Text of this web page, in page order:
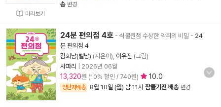
미리보기
송 변경
24분 편의점 4호 - 식물원점 수상한 악취의 비밀 - 24
분 편의점 4
김희남(별남) (지은이), 이유진 (그림)
사파리
2026년 06월
13,320원 (10% 할인 / 740원) 10.0
양탄자배송 8월 10일 (월) 밤 11시 잠들기전 배송 변경